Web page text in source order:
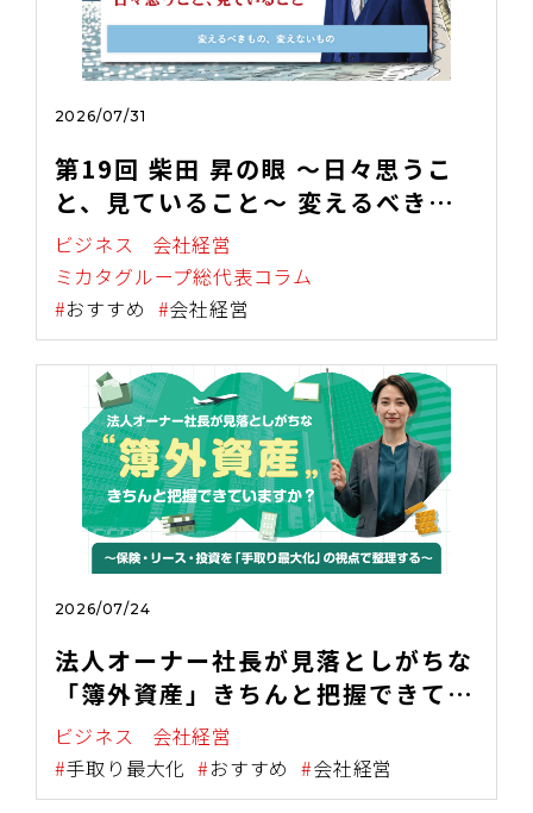
2026/07/31
第19回 柴田 昇の眼 ～日々思うこ
と、見ていること～ 変えるべきも
の、変えないもの
ビジネス
会社経営
ミカタグループ総代表コラム
おすすめ
会社経営
2026/07/24
法人オーナー社長が見落としがちな
「簿外資産」きちんと把握できてい
ますか？ 〜保険・リース・投資を
「手取り最大化」の視点で整理す
る〜
ビジネス
会社経営
手取り最大化
おすすめ 会社経営